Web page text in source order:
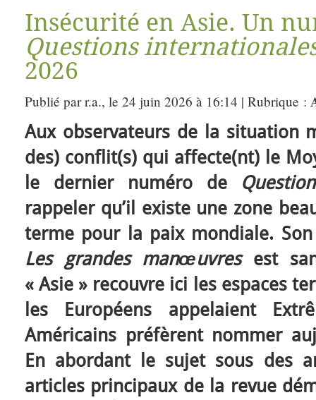
Insécurité en Asie. Un
Questions
2026
Publié par r.a., le 24 juin 2026 à 16:14 | Rubrique :
Aux observateurs de la situation
des) conflit(s) qui affecte(nt) le
le dernier numéro de
rappeler qu’il existe une zone
terme pour la paix mondiale.
Les grandes manœuvres est
« Asie » recouvre ici les espaces
les Européens appelaient
Américains préfèrent nommer
En abordant le sujet sous des
articles principaux de la revue